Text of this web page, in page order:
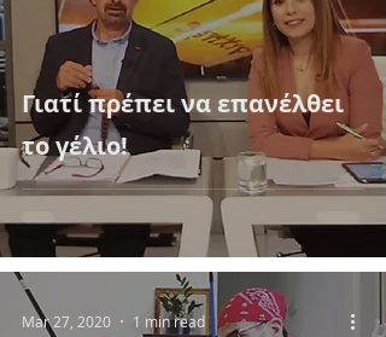
Γιατί πρέπει να επανέλθει
το γέλιο!
Mar 27, 2020 1 min read